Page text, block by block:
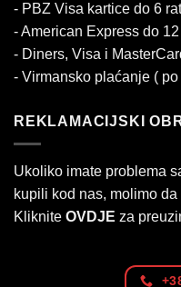
- PBZ Visa kartice do 6
- American Express do 12
- Diners, Visa i
- Virmansko plaćanje (
REKLAMACIJSKI
Ukoliko imate problema
kupili kod nas, molimo
Kliknite OVDJE za